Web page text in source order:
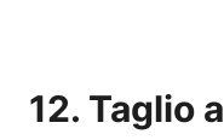
12. Taglio